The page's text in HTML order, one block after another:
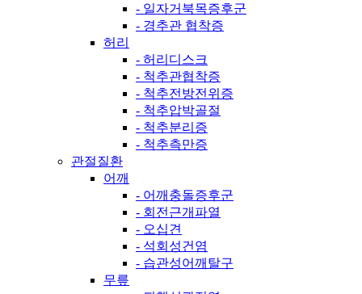
- 일자거북목증후군
- 경추관 협착증
허리
- 허리디스크
- 척추관협착증
- 척추전방전위증
- 척추압박골절
- 척추분리증
- 척추측만증
관절질환
어깨
- 어깨충돌증후군
- 회전근개파열
- 오십견
- 석회성건염
- 습관성어깨탈구
무릎